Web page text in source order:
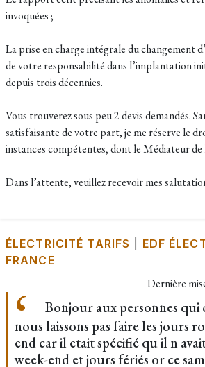
invoquées ;
La prise en charge intégrale du changement
de votre responsabilité dans l’implantation
depuis trois décennies.
Vous trouverez sous peu 2 devis demandés.
satisfaisante de votre part, je me réserve le
instances compétentes, dont le Médiateur de
Dans l’attente, veuillez recevoir mes
ÉLECTRICITÉ TARIFS
EDF
FRANCE
Dernière
Bonjour aux personnes qui
nous laissons pas faire les jours
end car il etait spécifié qu il n
week-end et jours fériés or ce